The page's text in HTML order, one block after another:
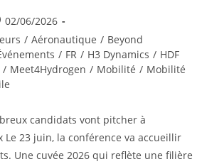
02/06/2026
/ Aéronautique / Beyond
/ FR / H3 Dynamics / HDF
/ Meet4Hydrogen / Mobilité / Mobilité
candidats vont pitcher à
Le 23 juin, la conférence va accueillir
Une cuvée 2026 qui reflète une filière